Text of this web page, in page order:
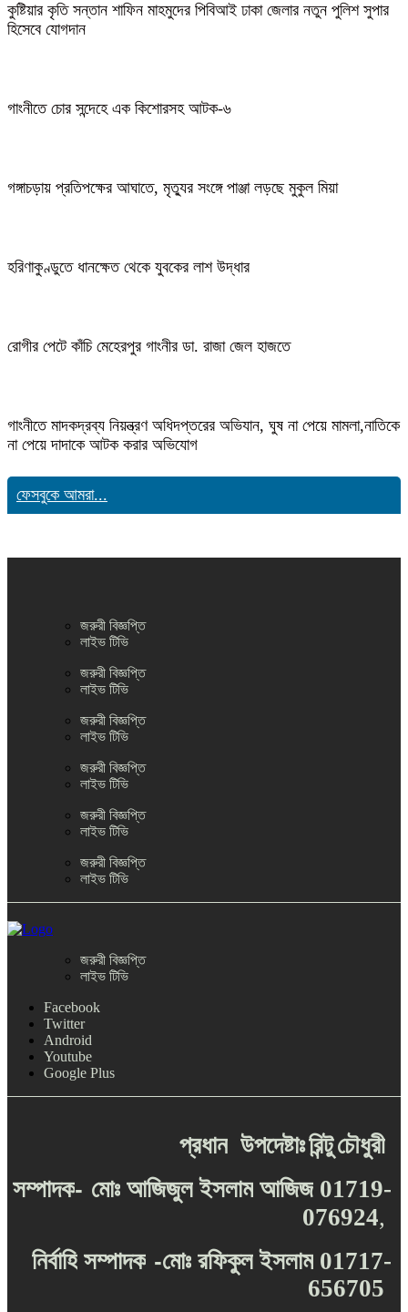
কুষ্টিয়ার কৃতি সন্তান শাফিন মাহমুদের পিবিআই ঢাকা জেলার নতুন পুলিশ সুপার
হিসেবে যোগদান
গাংনীতে চোর সন্দেহে এক কিশোরসহ আটক-৬
গঙ্গাচড়ায় প্রতিপক্ষের আঘাতে, মৃত্যুর সংঙ্গে পাঞ্জা লড়ছে মুকুল মিয়া
হরিণাকুণ্ডুতে ধানক্ষেত থেকে যুবকের লাশ উদ্ধার
রোগীর পেটে কাঁচি মেহেরপুর গাংনীর ডা. রাজা জেল হাজতে
গাংনীতে মাদকদ্রব্য নিয়ন্ত্রণ অধিদপ্তরের অভিযান, ঘুষ না পেয়ে মামলা,নাতিকে
না পেয়ে দাদাকে আটক করার অভিযোগ
ফেসবুকে আমরা...
জরুরী বিজ্ঞপ্তি
লাইভ টিভি
জরুরী বিজ্ঞপ্তি
লাইভ টিভি
জরুরী বিজ্ঞপ্তি
লাইভ টিভি
জরুরী বিজ্ঞপ্তি
লাইভ টিভি
জরুরী বিজ্ঞপ্তি
লাইভ টিভি
জরুরী বিজ্ঞপ্তি
লাইভ টিভি
জরুরী বিজ্ঞপ্তি
লাইভ টিভি
Facebook
Twitter
Android
Youtube
Google Plus
প্রধান উপদেষ্টাঃরিন্টুচৌধুরী
সম্পাদক- মোঃ আজিজুল ইসলাম আজিজ 01719-
076924,
নির্বাহি সম্পাদক -মোঃ রফিকুল ইসলাম 01717-
656705